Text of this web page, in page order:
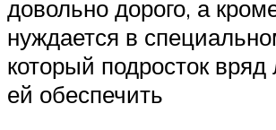
довольно дорого, а
нуждается в
который подросток
ей обеспечить